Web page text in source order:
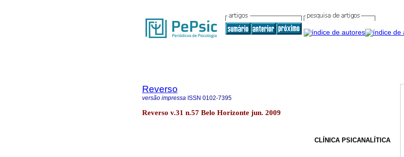
Reverso
versão impressa ISSN 0102-7395
Reverso v.31 n.57 Belo Horizonte jun. 2009
CLÍNICA PSICANALÍTICA